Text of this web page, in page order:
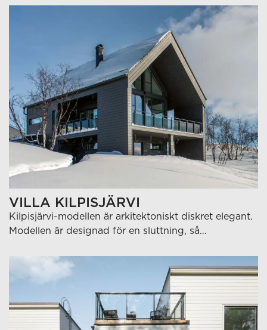
VILLA KILPISJÄRVI
Kilpisjärvi-modellen är arkitektoniskt diskret elegant.
Modellen är designad för en sluttning, så…